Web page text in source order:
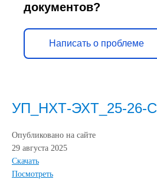
документов?
Написать о проблеме
УП_НХТ-ЭХТ_25-26-С
Опубликовано на сайте
29 августа 2025
Скачать
Посмотреть